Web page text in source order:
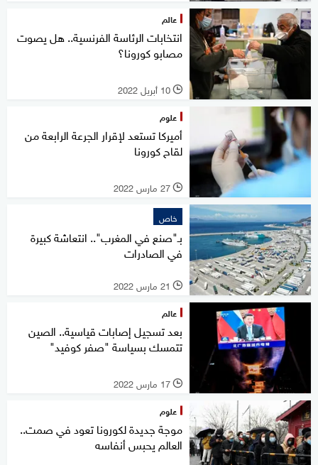
عالم
انتخابات الرئاسة الفرنسية.. هل يصوت
مصابو كورونا؟
l 10 أبريل 2022
علوم
أميركا تستعد لإقرار الجرعة الرابعة من
لقاح كورونا
l 27 مارس 2022
خاص
بـ"صنع في المغرب".. انتعاشة كبيرة
في الصادرات
l 21 مارس 2022
عالم
بعد تسجيل إصابات قياسية.. الصين
تتمسك بسياسة "صفر كوفيد"
l 17 مارس 2022
علوم
موجة جديدة لكورونا تعود في صمت..
العالم يحبس أنفاسه